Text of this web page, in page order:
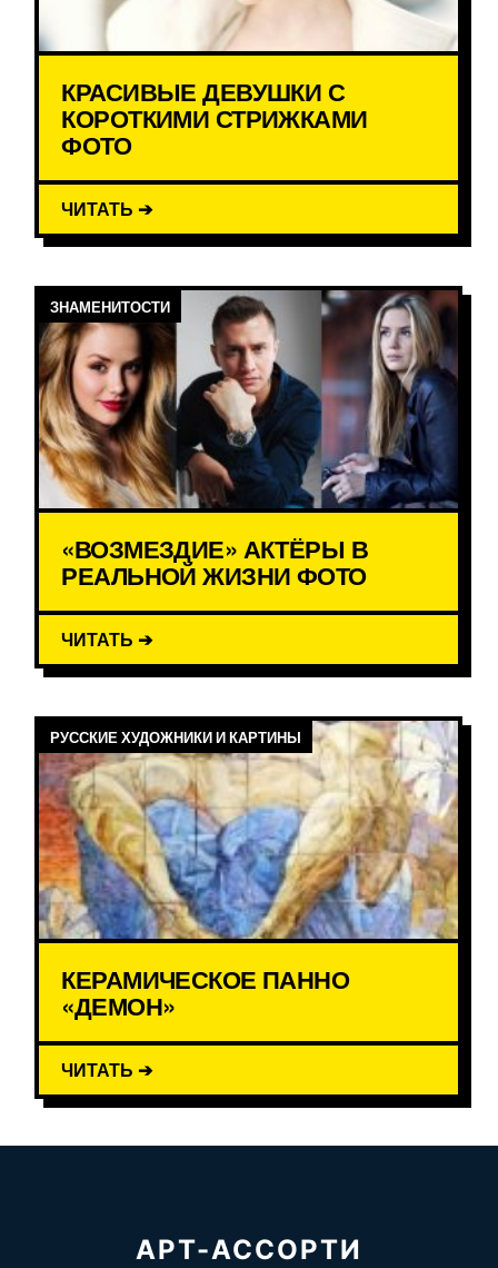
КРАСИВЫЕ ДЕВУШКИ С
КОРОТКИМИ СТРИЖКАМИ
ФОТО
ЧИТАТЬ ➔
ЗНАМЕНИТОСТИ
«ВОЗМЕЗДИЕ» АКТЁРЫ В
РЕАЛЬНОЙ ЖИЗНИ ФОТО
ЧИТАТЬ ➔
РУССКИЕ ХУДОЖНИКИ И КАРТИНЫ
КЕРАМИЧЕСКОЕ ПАННО
«ДЕМОН»
ЧИТАТЬ ➔
АРТ-АССОРТИ